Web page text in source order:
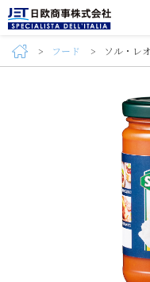
フード ソル・レオーネ ト